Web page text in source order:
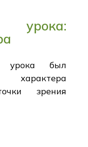
урока:
урока был
характера
зрения